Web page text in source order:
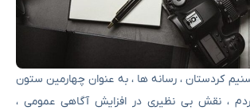
کردستان ، رسانه ها ، به عنوان چهارمین ستون
، نقش بی نظیری در افزایش آگاهی عمومی ،